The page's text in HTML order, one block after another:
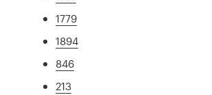
1779
1894
846
213